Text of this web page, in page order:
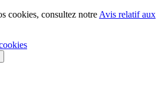
cookies, consultez notre Avis relatif aux